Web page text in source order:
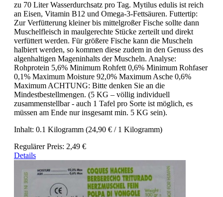
zu 70 Liter Wasserdurchsatz pro Tag. Mytilus edulis ist reich
an Eisen, Vitamin B12 und Omega-3-Fettsäuren. Futtertip:
Zur Verfütterung kleiner bis mittelgroßer Fische sollte dann
Muschelfleisch in maulgerechte Stücke zerteilt und direkt
verfüttert werden. Für größere Fische kann die Muscheln
halbiert werden, so kommen diese zudem in den Genuss des
algenhaltigen Mageninhalts der Muscheln. Analyse:
Rohprotein 5,6% Minimum Rohfett 0,6% Minimum Rohfaser
0,1% Maximum Moisture 92,0% Maximum Asche 0,6%
Maximum ACHTUNG: Bitte denken Sie an die
Mindestbestellmengen. (5 KG – völlig individuell
zusammenstellbar - auch 1 Tafel pro Sorte ist möglich, es
müssen am Ende nur insgesamt min. 5 KG sein).
Inhalt: 0.1 Kilogramm (24,90 € / 1 Kilogramm)
Regulärer Preis: 2,49 €
Details